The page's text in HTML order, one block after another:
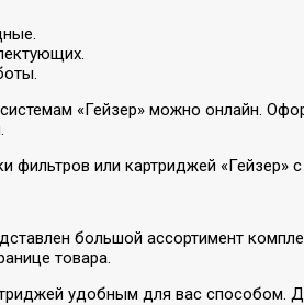
«Гейзер» можно онлайн.
фильтров или картриджей «Гейзер»
большой ассортимент
товара.
удобным для вас способом.